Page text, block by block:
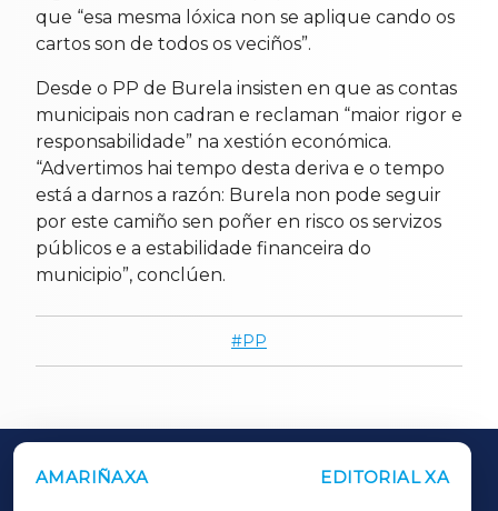
que “esa mesma lóxica non se aplique cando os
cartos son de todos os veciños”.
Desde o PP de Burela insisten en que as contas
municipais non cadran e reclaman “maior rigor e
responsabilidade” na xestión económica.
“Advertimos hai tempo desta deriva e o tempo
está a darnos a razón: Burela non pode seguir
por este camiño sen poñer en risco os servizos
públicos e a estabilidade financeira do
municipio”, conclúen.
PP
AMARIÑAXA EDITORIAL XA
OUTROS PERIÓDICOS